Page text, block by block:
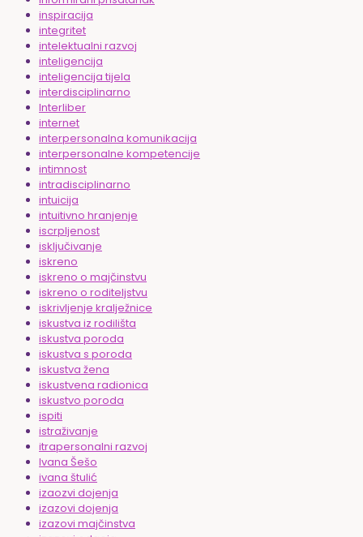
inspiracija
integritet
intelektualni razvoj
inteligencija
inteligencija tijela
interdisciplinarno
Interliber
internet
interpersonalna komunikacija
interpersonalne kompetencije
intimnost
intradisciplinarno
intuicija
intuitivno hranjenje
iscrpljenost
isključivanje
iskreno
iskreno o majčinstvu
iskreno o roditeljstvu
iskrivljenje kralježnice
iskustva iz rodilišta
iskustva poroda
iskustva s poroda
iskustva žena
iskustvena radionica
iskustvo poroda
ispiti
istraživanje
itrapersonalni razvoj
Ivana Šešo
ivana štulić
izaozvi dojenja
izazovi dojenja
izazovi majčinstva